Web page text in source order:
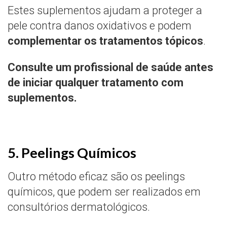
Estes suplementos ajudam a proteger a
pele contra danos oxidativos e podem
complementar os tratamentos tópicos.
Consulte um profissional de saúde antes
de iniciar qualquer tratamento com
suplementos.
5. Peelings Químicos
Outro método eficaz são os peelings
químicos, que podem ser realizados em
consultórios dermatológicos.